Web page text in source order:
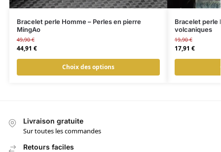
Bracelet perle Homme – Perles en pierre
MingAo
49,90€
44,91 €
Choix des options
Bracelet perle
volcaniques
19,90€
17,91 €
Livraison gratuite
Sur toutes les commandes
Retours faciles